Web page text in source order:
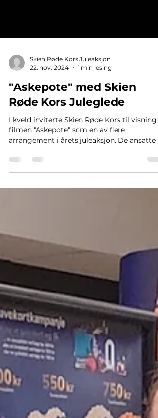
Skien Røde Kors Juleaksjon
22. nov. 2024
1 min lesing
"Askepote" med Skien
Røde Kors Juleglede
filmen "Askepote" som en av flere
arrangement i årets juleaksjon. De ansatte